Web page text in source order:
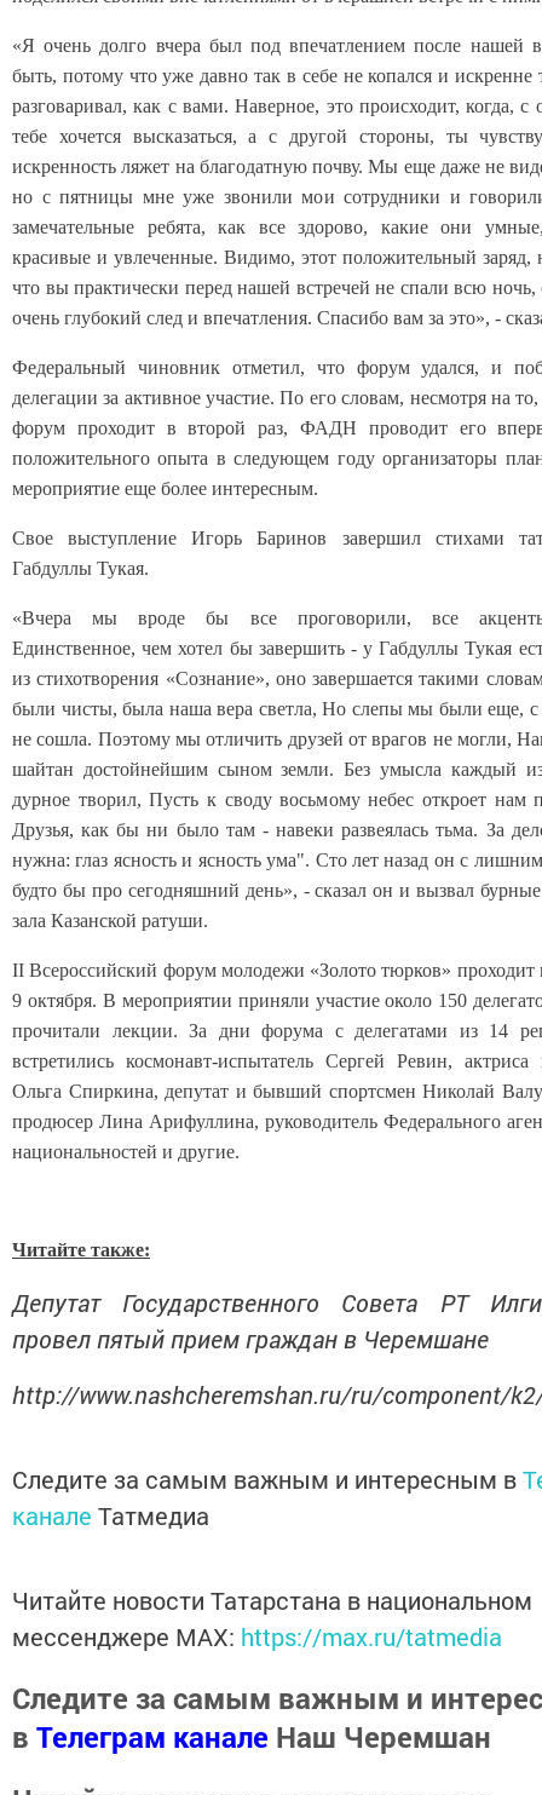
«Я очень долго вчера был под впечатлением после нашей
быть, потому что уже давно так в себе не копался и искренне
разговаривал, как с вами. Наверное, это происходит, когда, с
тебе хочется высказаться, а с другой стороны, ты
искренность ляжет на благодатную почву. Мы еще даже не
но с пятницы мне уже звонили мои сотрудники и
замечательные ребята, как все здорово, какие они
красивые и увлеченные. Видимо, этот положительный заряд,
что вы практически перед нашей встречей не спали всю ночь,
очень глубокий след и впечатления. Спасибо вам за это», -
Федеральный чиновник отметил, что форум удался, и
делегации за активное участие. По его словам, несмотря на
форум проходит в второй раз, ФАДН проводит его
положительного опыта в следующем году организаторы
мероприятие еще более интересным.
Свое выступление Игорь Баринов завершил стихами
Габдуллы Тукая.
«Вчера мы вроде бы все проговорили, все акценты
Единственное, чем хотел бы завершить - у Габдуллы Тукая
из стихотворения «Сознание», оно завершается такими
были чисты, была наша вера светла, Но слепы мы были еще, с
не сошла. Поэтому мы отличить друзей от врагов не могли,
шайтан достойнейшим сыном земли. Без умысла каждый
дурное творил, Пусть к своду восьмому небес откроет нам
Друзья, как бы ни было там - навеки развеялась тьма. За
нужна: глаз ясность и ясность ума". Сто лет назад он с
будто бы про сегодняшний день», - сказал он и вызвал
зала Казанской ратуши.
II Всероссийский форум молодежи «Золото тюрков» проходит
9 октября. В мероприятии приняли участие около 150
прочитали лекции. За дни форума с делегатами из 14
встретились космонавт-испытатель Сергей Ревин, актриса
Ольга Спиркина, депутат и бывший спортсмен Николай
продюсер Лина Арифуллина, руководитель Федерального
национальностей и другие.
Читайте также:
Депутат Государственного Совета РТ
провел пятый прием граждан в Черемшане
http://www.nashcheremshan.ru/ru/component/
Следите за самым важным и интересным в
канале Татмедиа
Читайте новости Татарстана в национальном
мессенджере MАХ: https://max.ru/tatmedia
Следите за самым важным и
в Телеграм канале Наш Черемшан